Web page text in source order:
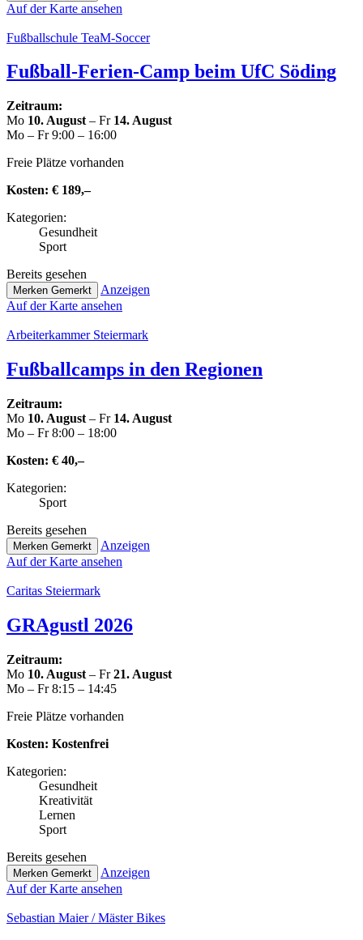
Auf der Karte ansehen
Fuß­ball­schu­le TeaM-Soccer
Fußball-Ferien-Camp beim UfC Söding
Zeitraum:
Mo 10. August – Fr 14. August
Mo – Fr 9:00 – 16:00
Freie Plätze vorhanden
Kosten: € 189,–
Kate­go­rien:
Gesund­heit
Sport
Bereits gesehen
Merken Gemerkt
Anzeigen
Auf der Karte ansehen
Arbei­ter­kam­mer Steiermark
Fuß­ball­camps in den Regionen
Zeitraum:
Mo 10. August – Fr 14. August
Mo – Fr 8:00 – 18:00
Kosten: € 40,–
Kate­go­rien:
Sport
Bereits gesehen
Merken Gemerkt
Anzeigen
Auf der Karte ansehen
Caritas Stei­er­mark
GRAgustl 2026
Zeitraum:
Mo 10. August – Fr21. August
Mo – Fr 8:15 – 14:45
Freie Plätze vorhanden
Kosten: Kos­ten­frei
Kate­go­rien:
Gesund­heit
Krea­ti­vi­tät
Lernen
Sport
Bereits gesehen
Merken Gemerkt
Anzeigen
Auf der Karte ansehen
Sebastian Maier / Mäster Bikes